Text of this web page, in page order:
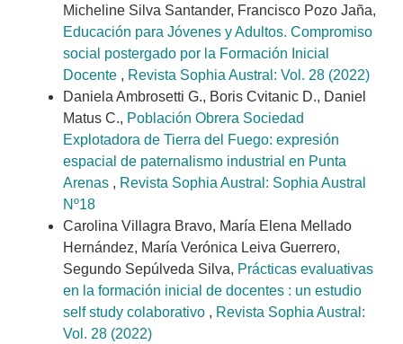
Micheline Silva Santander, Francisco Pozo Jaña,
Educación para Jóvenes y Adultos. Compromiso
social postergado por la Formación Inicial
Docente , Revista Sophia Austral: Vol. 28 (2022)
Daniela Ambrosetti G., Boris Cvitanic D., Daniel
Matus C., Población Obrera Sociedad
Explotadora de Tierra del Fuego: expresión
espacial de paternalismo industrial en Punta
Arenas , Revista Sophia Austral: Sophia Austral
Nº18
Carolina Villagra Bravo, María Elena Mellado
Hernández, María Verónica Leiva Guerrero,
Segundo Sepúlveda Silva, Prácticas evaluativas
en la formación inicial de docentes : un estudio
self study colaborativo , Revista Sophia Austral:
Vol. 28 (2022)